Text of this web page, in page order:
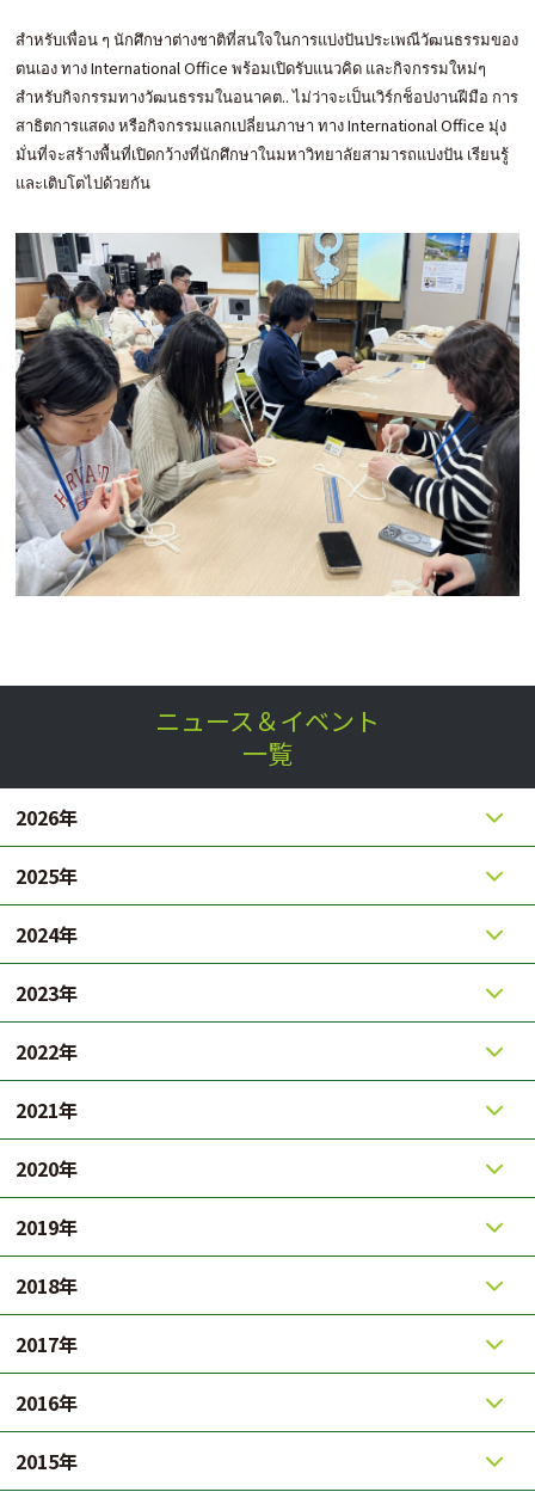
สำหรับเพื่อน ๆ นักศึกษาต่างชาติที่สนใจในการแบ่งปันประเพณีวัฒนธรรมของ
ตนเอง ทาง International Office พร้อมเปิดรับแนวคิด และกิจกรรมใหม่ๆ
สำหรับกิจกรรมทางวัฒนธรรมในอนาคต.. ไม่ว่าจะเป็นเวิร์กช็อปงานฝีมือ การ
สาธิตการแสดง หรือกิจกรรมแลกเปลี่ยนภาษา ทาง International Office มุ่ง
มั่นที่จะสร้างพื้นที่เปิดกว้างที่นักศึกษาในมหาวิทยาลัยสามารถแบ่งปัน เรียนรู้
และเติบโตไปด้วยกัน
ニュース＆イベント
一覧
2026年
2025年
2024年
2023年
2022年
2021年
2020年
2019年
2018年
2017年
2016年
2015年